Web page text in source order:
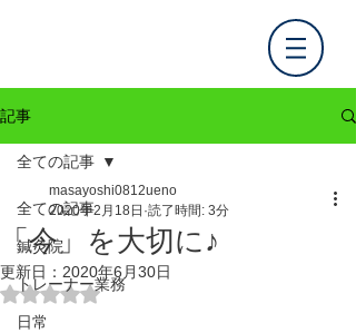
記事
全ての記事
鍼灸院
トレーナー業務
日常
全ての記事
「今」を大切に♪
masayoshi0812ueno
2020年2月18日 読了時間: 3分
更新日： 2020年6月30日
5つ星のうちNaNと評価されています。